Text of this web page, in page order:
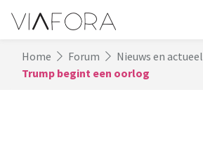
Home Forum
Nieuws en actueel
Trump begint een oorlog